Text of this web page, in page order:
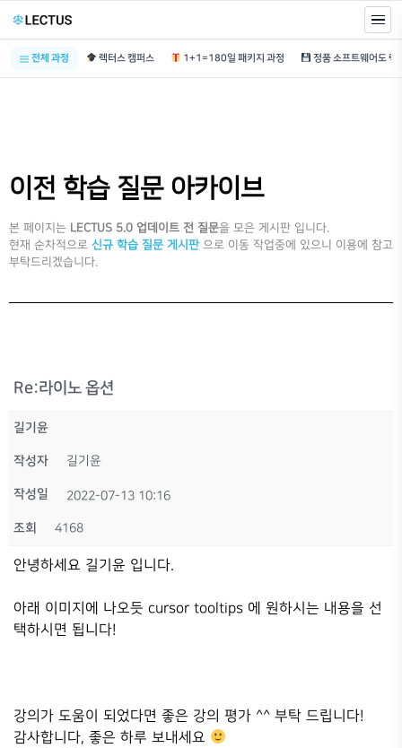
전체 과정 렉터스 캠퍼스 1+1=180일 패키지 과정
이전 학습 질문 아카이브
본 페이지는 LECTUS 5.0 업데이트 전 질문을 모은 게시판 입니다.
현재 순차적으로 신규 학습 질문 게시판 으로 이동 작업중에 있으니 이용에 참고
부탁드리겠습니다.
Re:라이노 옵션
길기윤
작성자 길기윤
작성일 2022-07-13 10:16
조회 4168
안녕하세요 길기윤 입니다.
아래 이미지에 나오듯 cursor tooltips 에 원하시는 내용을 선
택하시면 됩니다!
강의가 도움이 되었다면 좋은 강의 평가 ^^ 부탁 드립니다!
감사합니다, 좋은 하루 보내세요